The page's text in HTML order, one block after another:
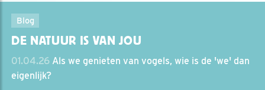
Blog
DE NATUUR IS VAN JOU
01.04.26 Als we genieten van vogels, wie is de 'we' dan
eigenlijk?